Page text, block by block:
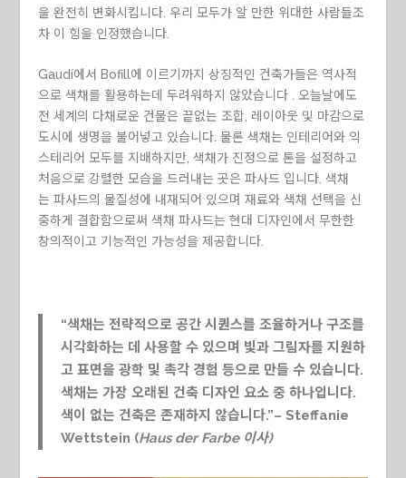
을 완전히 변화시킵니다. 우리 모두가 알 만한 위대한 사람들조
차 이 힘을 인정했습니다.
Gaudí에서 Bofill에 이르기까지 상징적인 건축가들은 역사적
으로 색채를 활용하는데 두려워하지 않았습니다 . 오늘날에도
전 세계의 다채로운 건물은 끝없는 조합, 레이아웃 및 마감으로
도시에 생명을 불어넣고 있습니다. 물론 색채는 인테리어와 익
스테리어 모두를 지배하지만, 색채가 진정으로 톤을 설정하고
처음으로 강렬한 모습을 드러내는 곳은 파사드 입니다. 색채
는 파사드의 물질성에 내재되어 있으며 재료와 색채 선택을 신
중하게 결합함으로써 색채 파사드는 현대 디자인에서 무한한
창의적이고 기능적인 가능성을 제공합니다.
“색채는 전략적으로 공간 시퀀스를 조율하거나 구조를
시각화하는 데 사용할 수 있으며 빛과 그림자를 지원하
고 표면을 광학 및 촉각 경험 등으로 만들 수 있습니다.
색채는 가장 오래된 건축 디자인 요소 중 하나입니다.
색이 없는 건축은 존재하지 않습니다.”– Steffanie
Wettstein (Haus der Farbe 이사)